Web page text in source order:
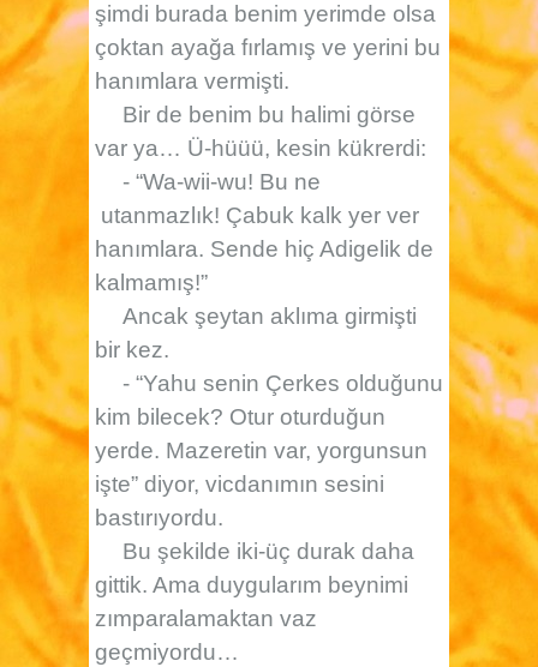
şimdi burada benim yerimde olsa
çoktan ayağa fırlamış ve yerini bu
hanımlara vermişti.
Bir de benim bu halimi görse
var ya… Ü-hüüü, kesin kükrerdi:
- “Wa-wii-wu! Bu ne
utanmazlık! Çabuk kalk yer ver
hanımlara. Sende hiç Adigelik de
kalmamış!”
Ancak şeytan aklıma girmişti
bir kez.
- “Yahu senin Çerkes olduğunu
kim bilecek? Otur oturduğun
yerde. Mazeretin var, yorgunsun
işte” diyor, vicdanımın sesini
bastırıyordu.
Bu şekilde iki-üç durak daha
gittik. Ama duygularım beynimi
zımparalamaktan vaz
geçmiyordu…